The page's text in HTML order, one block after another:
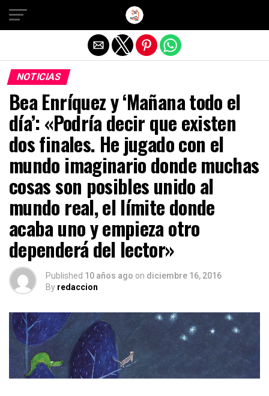
NOTICIAS
Bea Enríquez y ‘Mañana todo el
día’: «Podría decir que existen
dos finales. He jugado con el
mundo imaginario donde muchas
cosas son posibles unido al
mundo real, el límite donde
acaba uno y empieza otro
dependerá del lector»
Published 10 años ago on diciembre 16, 2016
By redaccion
Salir de la versión móvil